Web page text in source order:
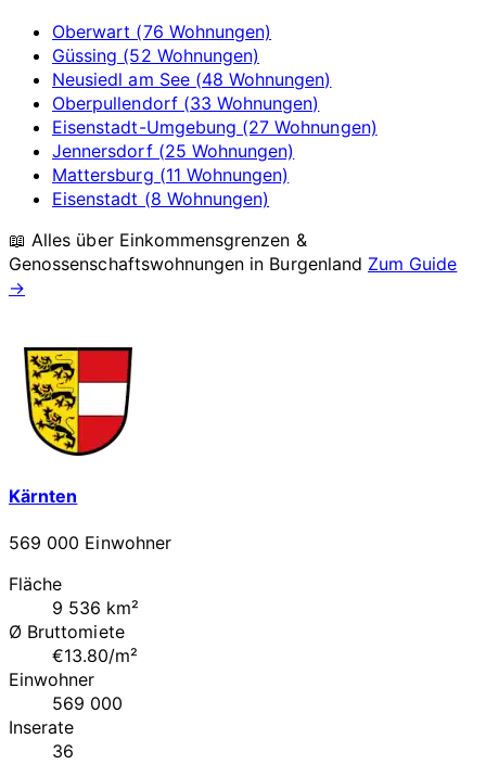
Oberwart (76 Wohnungen)
Güssing (52 Wohnungen)
Neusiedl am See (48 Wohnungen)
Oberpullendorf (33 Wohnungen)
Eisenstadt-Umgebung (27 Wohnungen)
Jennersdorf (25 Wohnungen)
Mattersburg (11 Wohnungen)
Eisenstadt (8 Wohnungen)
📖 Alles über Einkommensgrenzen &
Genossenschaftswohnungen in Burgenland Zum Guide
→
Kärnten
569 000 Einwohner
Fläche
9 536 km²
Ø Bruttomiete
€13.80/m²
Einwohner
569 000
Inserate
36